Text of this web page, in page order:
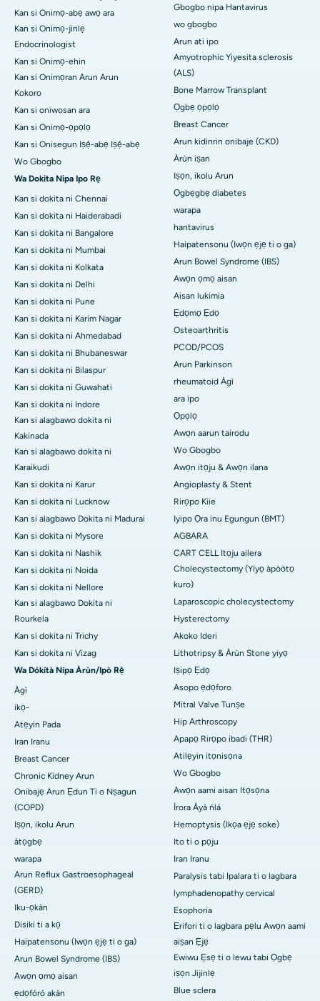
Kan si Onimọ-abẹ awọ ara
Kan si Onimọ-jinlẹ
Endocrinologist
Kan si Onimọ-ehin
Kan si Onimọran Arun Arun
Kokoro
Kan si oniwosan ara
Kan si Onimọ-ọpọlọ
Kan si Onisegun Iṣẹ́-abẹ Iṣẹ́-abẹ
Wo Gbogbo
Wa Dokita Nipa Ipo Rẹ
Kan si dokita ni Chennai
Kan si dokita ni Haiderabadi
Kan si dokita ni Bangalore
Kan si dokita ni Mumbai
Kan si dokita ni Kolkata
Kan si dokita ni Delhi
Kan si dokita ni Pune
Kan si dokita ni Karim Nagar
Kan si dokita ni Ahmedabad
Kan si dokita ni Bhubaneswar
Kan si dokita ni Bilaspur
Kan si dokita ni Guwahati
Kan si dokita ni Indore
Kan si alagbawo dokita ni
Kakinada
Kan si alagbawo dokita ni
Karaikudi
Kan si dokita ni Karur
Kan si dokita ni Lucknow
Kan si alagbawo Dokita ni Madurai
Kan si dokita ni Mysore
Kan si dokita ni Nashik
Kan si dokita ni Noida
Kan si dokita ni Nellore
Kan si alagbawo Dokita ni
Rourkela
Kan si dokita ni Trichy
Kan si dokita ni Vizag
Wa Dókítà Nípa Àrùn/Ipò Rẹ̀
Àgì
ikọ-
Atẹyin Pada
Iran Iranu
Breast Cancer
Chronic Kidney Arun
Onibajẹ Arun Ẹdun Ti o Nṣagun
(COPD)
Iṣọn, ikolu Arun
àtọgbẹ
warapa
Arun Reflux Gastroesophageal
(GERD)
Iku-ọkàn
Disiki ti a kọ
Haipatensonu (Iwọn ẹjẹ ti o ga)
Arun Bowel Syndrome (IBS)
Awọn ọmọ aisan
ẹdọfóró akàn
Gbogbo nipa Hantavirus
wo gbogbo
Arun ati ipo
Amyotrophic Yiyesita sclerosis
(ALS)
Bone Marrow Transplant
Ọgbẹ ọpọlọ
Breast Cancer
Arun kidinrin onibaje (CKD)
Àrùn iṣan
Iṣọn, ikolu Arun
Ọgbẹgbẹ diabetes
warapa
hantavirus
Haipatensonu (Iwọn ẹjẹ ti o ga)
Arun Bowel Syndrome (IBS)
Awọn ọmọ aisan
Aisan lukimia
Ẹdọmọ Ẹdọ
Osteoarthritis
PCOD/PCOS
Arun Parkinson
rheumatoid Àgì
ara ipo
Ọpọlọ
Awọn aarun tairodu
Wo Gbogbo
Awọn itọju & Awọn ilana
Angioplasty & Stent
Rirọpo Kiie
Iyipo Ọra inu Egungun (BMT)
AGBARA
CART CELL Itọju ailera
Cholecystectomy (Yíyọ àpòòtọ
kuro)
Laparoscopic cholecystectomy
Hysterectomy
Akoko Ideri
Lithotripsy & Àrùn Stone yiyọ
Iṣipọ Ẹdọ
Asopo ẹdọforo
Mitral Valve Tunṣe
Hip Arthroscopy
Apapọ Rirọpo ibadi (THR)
Atilẹyin itọnisọna
Wo Gbogbo
Awọn aami aisan Itọsọna
Ìrora Àyà ńlá
Hemoptysis (Ikọa ẹjẹ soke)
Ito ti o pọju
Iran Iranu
Paralysis tabi Ipalara ti o lagbara
lymphadenopathy cervical
Esophoria
Ẹrifori ti o lagbara pẹlu Awọn aami
aiṣan Ẹjẹ
Ewiwu Ẹsẹ ti o lewu tabi Ọgbẹ
iṣọn Jijinlẹ
Blue sclera